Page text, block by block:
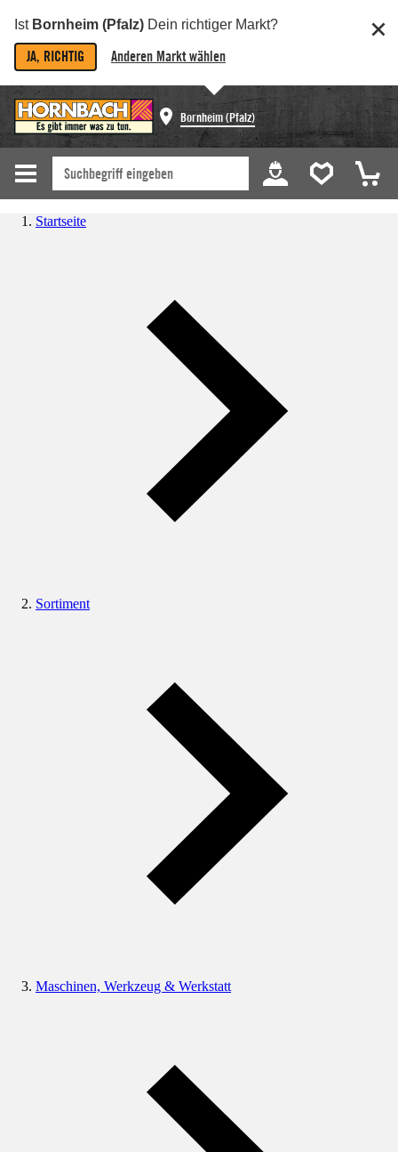
Ist Bornheim (Pfalz) Dein richtiger Markt?
JA, RICHTIG Anderen Markt wählen
Bornheim (Pfalz)
Startseite
Sortiment
Maschinen, Werkzeug & Werkstatt